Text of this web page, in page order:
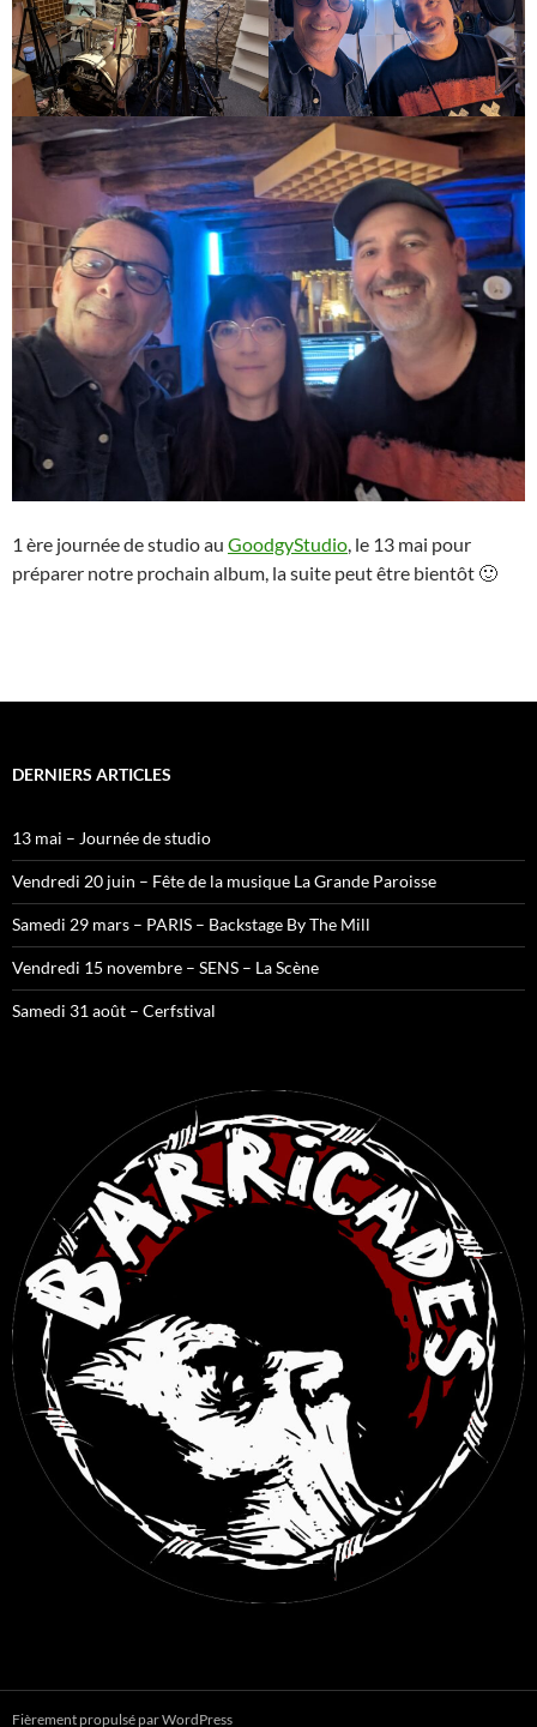
1 ère journée de studio au GoodgyStudio, le 13 mai pour
préparer notre prochain album, la suite peut être bientôt 🙂
DERNIERS ARTICLES
13 mai – Journée de studio
Vendredi 20 juin – Fête de la musique La Grande Paroisse
Samedi 29 mars – PARIS – Backstage By The Mill
Vendredi 15 novembre – SENS – La Scène
Samedi 31 août – Cerfstival
Fièrement propulsé par WordPress